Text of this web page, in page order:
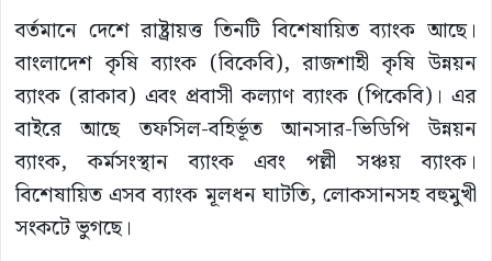
বর্তমানে দেশে রাষ্ট্রায়ত্ত তিনটি বিশেষায়িত ব্যাংক আছে।
বাংলাদেশ কৃষি ব্যাংক (বিকেবি), রাজশাহী কৃষি উন্নয়ন
ব্যাংক (রাকাব) এবং প্রবাসী কল্যাণ ব্যাংক (পিকেবি)। এর
বাইরে আছে তফসিল-বহির্ভূত আনসার-ভিডিপি উন্নয়ন
ব্যাংক, কর্মসংস্থান ব্যাংক এবং পল্লী সঞ্চয় ব্যাংক।
বিশেষায়িত এসব ব্যাংক মূলধন ঘাটতি, লোকসানসহ বহুমুখী
সংকটে ভুগছে।